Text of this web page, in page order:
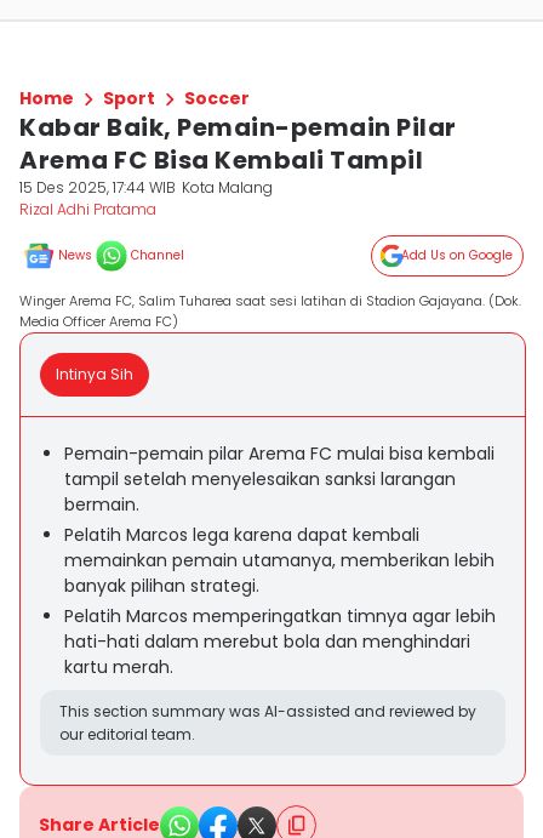
Home Sport Soccer
Kabar Baik, Pemain-pemain Pilar
Arema FC Bisa Kembali Tampil
15 Des 2025, 17:44 WIB Kota Malang
Rizal Adhi Pratama
News Channel Add Us on Google
Winger Arema FC, Salim Tuharea saat sesi latihan di Stadion Gajayana. (Dok.
Media Officer Arema FC)
Intinya Sih
Pemain-pemain pilar Arema FC mulai bisa kembali
tampil setelah menyelesaikan sanksi larangan
bermain.
Pelatih Marcos lega karena dapat kembali
memainkan pemain utamanya, memberikan lebih
banyak pilihan strategi.
Pelatih Marcos memperingatkan timnya agar lebih
hati-hati dalam merebut bola dan menghindari
kartu merah.
This section summary was AI-assisted and reviewed by
our editorial team.
Share Article